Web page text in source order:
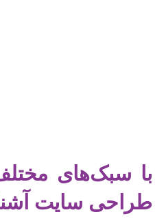
با سبک‌های
طراحی سایت